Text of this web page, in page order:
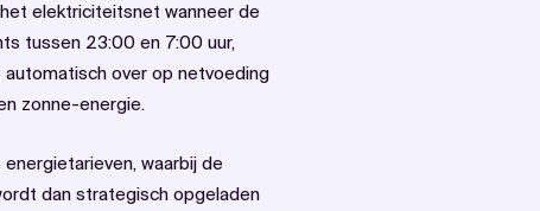
elektriciteitsnet wanneer de
tussen 23:00 en 7:00 uur,
automatisch over op netvoeding
zonne-energie.
waarbij de
dan strategisch opgeladen